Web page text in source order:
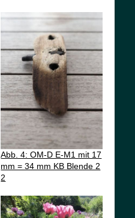
Abb. 4: OM-D E-M1 mit 17
mm = 34 mm KB Blende 2
2